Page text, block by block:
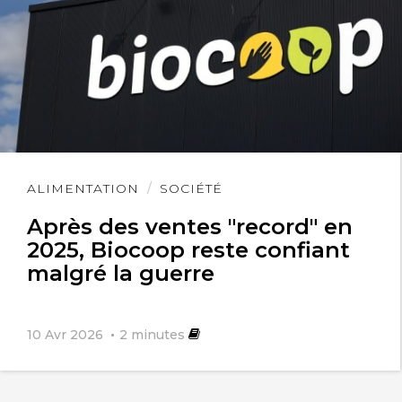
ALIMENTATION SOCIÉTÉ
Après des ventes "record" en
2025, Biocoop reste confiant
malgré la guerre
10 Avr 2026 2 minutes
Lire